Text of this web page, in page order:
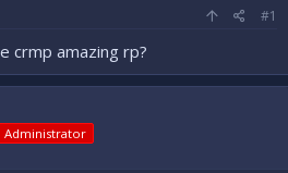
#1
crmp amazing rp?
Administrator